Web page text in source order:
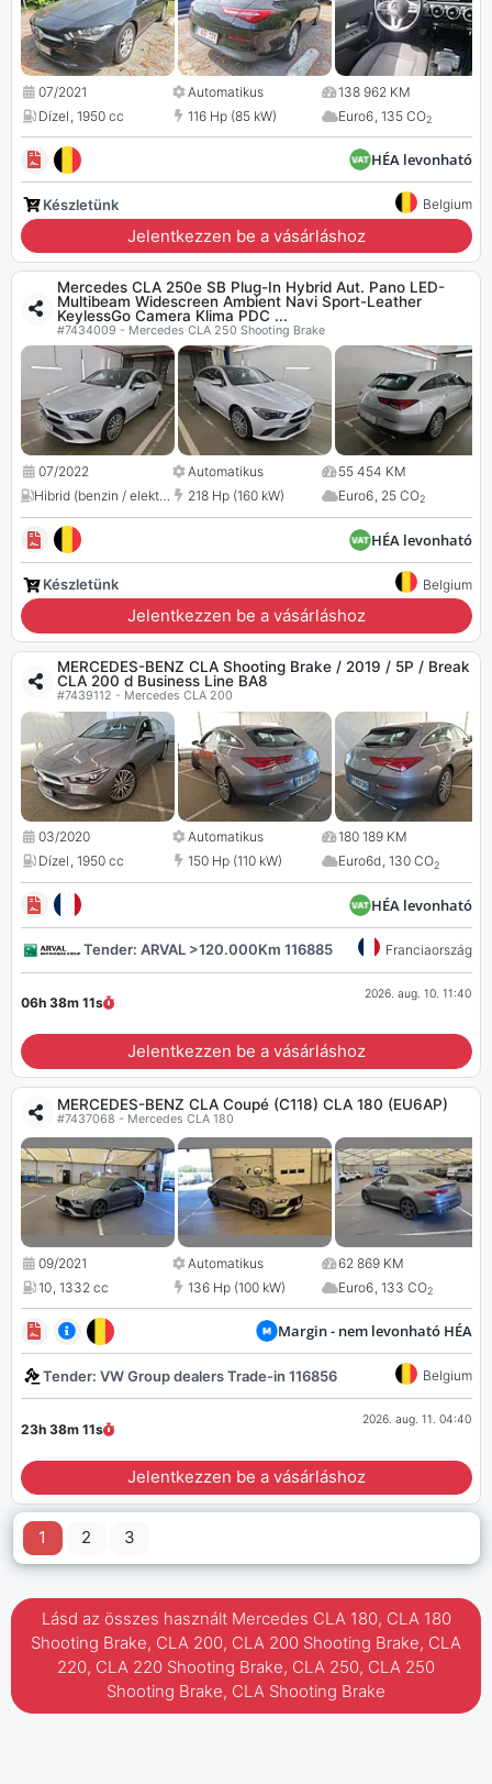
07/2021 Automatikus
138 962 KM
Dízel, 1950 cc 116 Hp (85 kW) Euro6, 135 CO2
HÉA levonható
Készletünk Belgium
Jelentkezzen be a vásárláshoz
Mercedes CLA 250e SB Plug-In Hybrid Aut. Pano LED-
Multibeam Widescreen Ambient Navi Sport-Leather
KeylessGo Camera Klima PDC ...
#7434009 - Mercedes CLA 250 Shooting Brake
07/2022 Automatikus
55 454 KM
Hibrid (benzin / elektromos)
,1332 cc
218 Hp (160 kW) Euro6, 25 CO2
HÉA levonható
Készletünk Belgium
Jelentkezzen be a vásárláshoz
MERCEDES-BENZ CLA Shooting Brake / 2019 / 5P / Break
CLA 200 d Business Line BA8
#7439112 - Mercedes CLA 200
03/2020 Automatikus
180 189 KM
Dízel, 1950 cc 150 Hp (110 kW) Euro6d, 130 CO2
HÉA levonható
Tender: ARVAL >120.000Km 116885 Franciaország
06h 38m 10s
2026. aug. 10. 11:40
Jelentkezzen be a vásárláshoz
MERCEDES-BENZ CLA Coupé (C118) CLA 180 (EU6AP)
#7437068 - Mercedes CLA 180
09/2021 Automatikus
62 869 KM
10, 1332 cc 136 Hp (100 kW) Euro6, 133 CO2
Margin - nem levonható HÉA
Tender: VW Group dealers Trade-in 116856 Belgium
23h 38m 10s
2026. aug. 11. 04:40
Jelentkezzen be a vásárláshoz
1 2 3
Lásd az összes használt Mercedes CLA 180, CLA 180
Shooting Brake, CLA 200, CLA 200 Shooting Brake, CLA
220, CLA 220 Shooting Brake, CLA 250, CLA 250
Shooting Brake, CLA Shooting Brake